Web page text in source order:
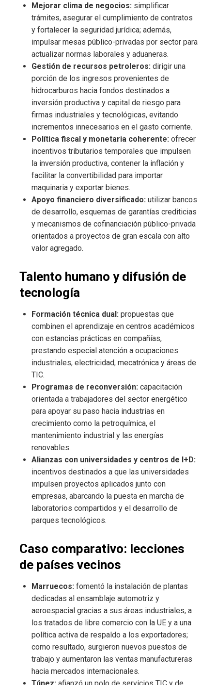
Mejorar clima de negocios: simplificar
trámites, asegurar el cumplimiento de contratos
y fortalecer la seguridad jurídica; además,
impulsar mesas público-privadas por sector para
actualizar normas laborales y aduaneras.
Gestión de recursos petroleros: dirigir una
porción de los ingresos provenientes de
hidrocarburos hacia fondos destinados a
inversión productiva y capital de riesgo para
firmas industriales y tecnológicas, evitando
incrementos innecesarios en el gasto corriente.
Política fiscal y monetaria coherente: ofrecer
incentivos tributarios temporales que impulsen
la inversión productiva, contener la inflación y
facilitar la convertibilidad para importar
maquinaria y exportar bienes.
Apoyo financiero diversificado: utilizar bancos
de desarrollo, esquemas de garantías crediticias
y mecanismos de cofinanciación público-privada
orientados a proyectos de gran escala con alto
valor agregado.
Talento humano y difusión de
tecnología
Formación técnica dual: propuestas que
combinen el aprendizaje en centros académicos
con estancias prácticas en compañías,
prestando especial atención a ocupaciones
industriales, electricidad, mecatrónica y áreas de
TIC.
Programas de reconversión: capacitación
orientada a trabajadores del sector energético
para apoyar su paso hacia industrias en
crecimiento como la petroquímica, el
mantenimiento industrial y las energías
renovables.
Alianzas con universidades y centros de I+D:
incentivos destinados a que las universidades
impulsen proyectos aplicados junto con
empresas, abarcando la puesta en marcha de
laboratorios compartidos y el desarrollo de
parques tecnológicos.
Caso comparativo: lecciones
de países vecinos
Marruecos: fomentó la instalación de plantas
dedicadas al ensamblaje automotriz y
aeroespacial gracias a sus áreas industriales, a
los tratados de libre comercio con la UE y a una
política activa de respaldo a los exportadores;
como resultado, surgieron nuevos puestos de
trabajo y aumentaron las ventas manufactureras
hacia mercados internacionales.